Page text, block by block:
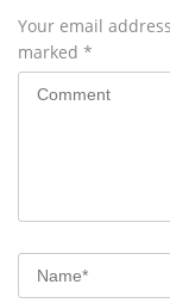
Your email
marked *